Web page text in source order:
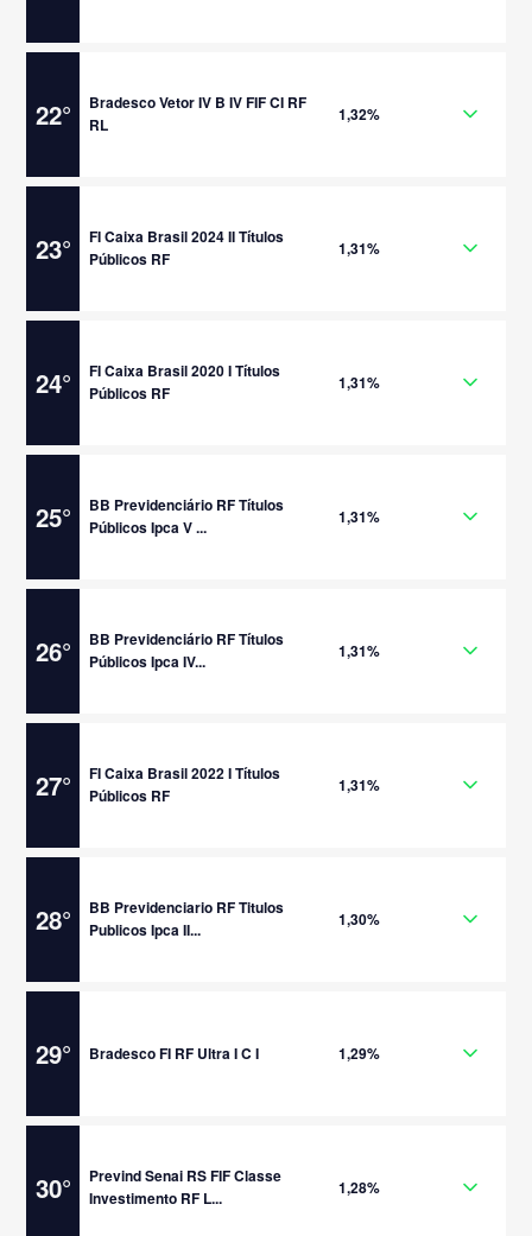
22°
Bradesco Vetor IV B IV FIF CI RF
RL
1,32%
23°
FI Caixa Brasil 2024 II Títulos
Públicos RF
1,31%
24°
FI Caixa Brasil 2020 I Títulos
Públicos RF
1,31%
25°
BB Previdenciário RF Títulos
Públicos Ipca V ...
1,31%
26°
BB Previdenciário RF Títulos
Públicos Ipca IV...
1,31%
27°
FI Caixa Brasil 2022 I Títulos
Públicos RF
1,31%
28°
BB Previdenciario RF Titulos
Publicos Ipca II...
1,30%
29° Bradesco FI RF Ultra I C I 1,29%
30°
Prevind Senai RS FIF Classe
Investimento RF L...
1,28%